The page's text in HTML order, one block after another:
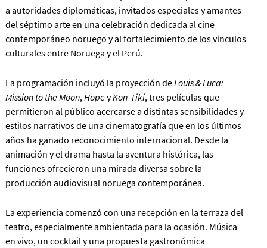
a autoridades diplomáticas, invitados especiales y amantes
del séptimo arte en una celebración dedicada al cine
contemporáneo noruego y al fortalecimiento de los vínculos
culturales entre Noruega y el Perú.
La programación incluyó la proyección deLouis & Luca:
Mission to the Moon, HopeyKon-Tiki, tres películas que
permitieron al público acercarse a distintas sensibilidades y
estilos narrativos de una cinematografía que en los últimos
años ha ganado reconocimiento internacional. Desde la
animación y el drama hasta la aventura histórica, las
funciones ofrecieron una mirada diversa sobre la
producción audiovisual noruega contemporánea.
La experiencia comenzó con una recepción en la terraza del
teatro, especialmente ambientada para la ocasión. Música
en vivo, un cocktail y una propuesta gastronómica